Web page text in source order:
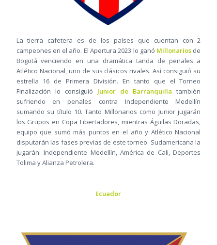
La tierra cafetera es de los países que cuentan con 2
campeones en el año. El Apertura 2023 lo ganó Millonarios de
Bogotá venciendo en una dramática tanda de penales a
Atlético Nacional, uno de sus clásicos rivales. Así consiguió su
estrella 16 de Primera División. En tanto que el Torneo
Finalización lo consiguió Junior de Barranquilla también
sufriendo en penales contra Independiente Medellín
sumando su título 10. Tanto Millonarios como Junior jugarán
los Grupos en Copa Libertadores, mientras Águilas Doradas,
equipo que sumó más puntos en el año y Atlético Nacional
disputarán las fases previas de este torneo. Sudamericana la
jugarán: Independiente Medellín, América de Cali, Deportes
Tolima y Alianza Petrolera.
Ecuador